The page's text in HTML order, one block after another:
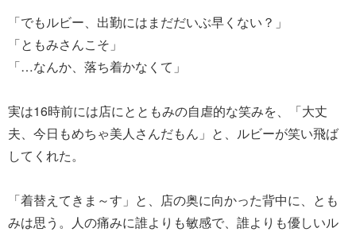
「でもルビー、出勤にはまだだいぶ早くない？」
「ともみさんこそ」
「…なんか、落ち着かなくて」
実は16時前には店にとともみの自虐的な笑みを、「大丈
夫、今日もめちゃ美人さんだもん」と、ルビーが笑い飛ば
してくれた。
「着替えてきま～す」と、店の奥に向かった背中に、とも
みは思う。人の痛みに誰よりも敏感で、誰よりも優しいル